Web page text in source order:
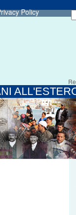
Policy